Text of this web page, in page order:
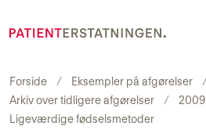
Forside
Eksempler på afgørelser
Arkiv over tidligere afgørelser
2009
Ligeværdige fødselsmetoder